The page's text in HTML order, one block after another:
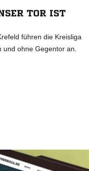
TOR IST
führen die Kreisliga
ohne Gegentor an.